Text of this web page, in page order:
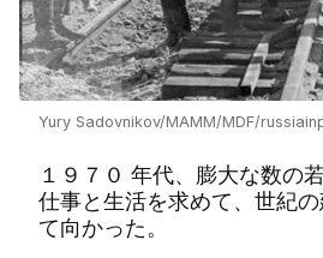
Yury Sadovnikov/MAMM/MDF/
１９７０ 年代、膨大な数の
仕事と生活を求めて、世紀
て向かった。